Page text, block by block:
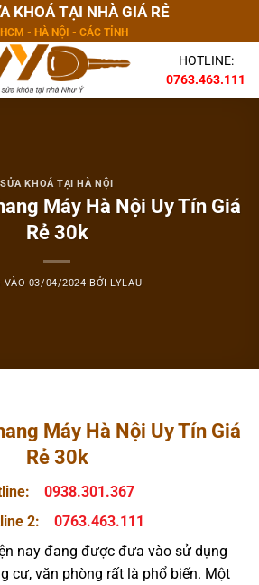
KHOÁ TẠI NHÀ GIÁ RẺ
- HÀ NỘI - CÁC TỈNH
HOTLINE:
0763.463.111
SỬA KHOÁ TẠI HÀ NỘI
Máy Hà Nội Uy Tín Giá
Rẻ 30k
VÀO 03/04/2024 BỞI LYLAU
Máy Hà Nội Uy Tín Giá
Rẻ 30k
0938.301.367
2:
0763.463.111
nay đang được đưa vào sử dụng
cư, văn phòng rất là phổ biến. Một